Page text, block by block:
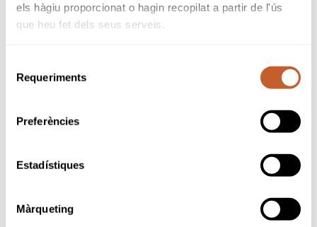
els hàgiu proporcionat o hagin recopilat a partir de l'ús
que heu fet dels seus serveis.
Requeriments
Preferències
Estadístiques
Màrqueting
de 72 y 74 golpes, en el puesto 62 en la
clasificación individual mientras el equipo lo
¡Mucha suerte a nuestras jugadoras en Zurich
con el equipo Sub18!
Para consultar la clasificación deel Europeo